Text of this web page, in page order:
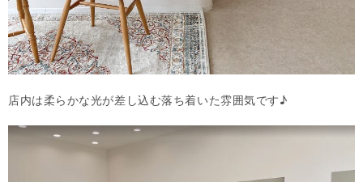
店内は柔らかな光が差し込む落ち着いた雰囲気です♪